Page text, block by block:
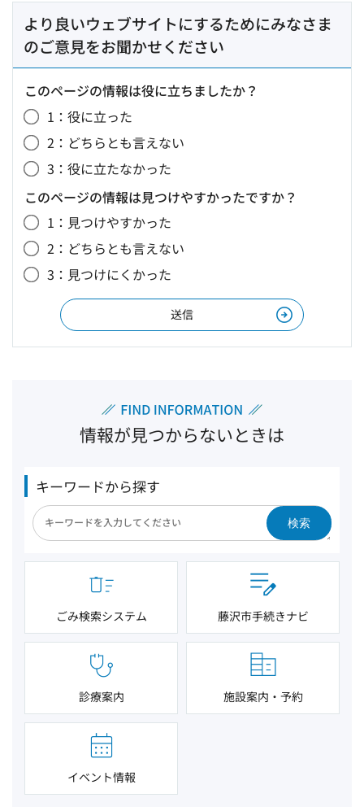
より良いウェブサイトにするためにみなさま
のご意見をお聞かせください
このページの情報は役に立ちましたか？
1：役に立った
2：どちらとも言えない
3：役に立たなかった
このページの情報は見つけやすかったですか？
1：見つけやすかった
2：どちらとも言えない
3：見つけにくかった
情報が見つからないときは
キーワードから探す
検索
ごみ検索システム 藤沢市手続きナビ
診療案内 施設案内・予約
イベント情報